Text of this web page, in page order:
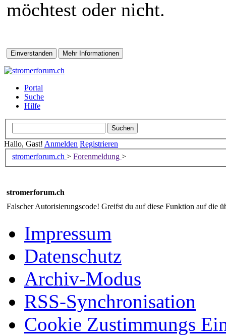
möchtest oder nicht.
Portal
Suche
Hilfe
Hallo, Gast! Anmelden Registrieren
stromerforum.ch > Forenmeldung >
stromerforum.ch
Falscher Autorisierungscode! Greifst du auf diese Funktion auf die
Impressum
Datenschutz
Archiv-Modus
RSS-Synchronisation
Cookie Zustimmungs